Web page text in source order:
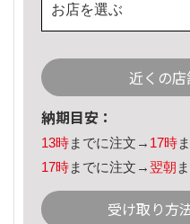
お店を選ぶ
近くの
納期目安：
13時までに注文→ 17時
17時までに注文→ 翌朝
受け取り方